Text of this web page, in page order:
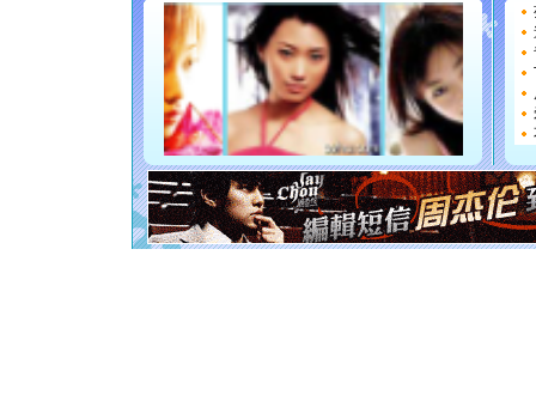
能正大
都要快乐
[圣诞节]
如意,快
[元旦]
看
断电。
你是我
[元旦]
起；二是
离。水晶
[元旦]当
泣，这痛
卖了。水